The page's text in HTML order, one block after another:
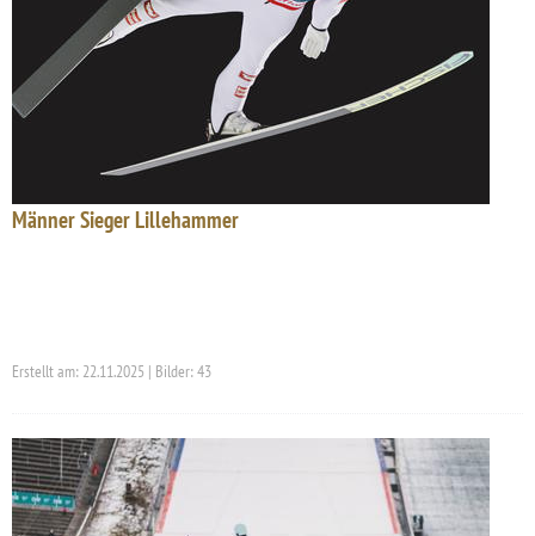
Männer Sieger Lillehammer
Erstellt am: 22.11.2025 | Bilder: 43